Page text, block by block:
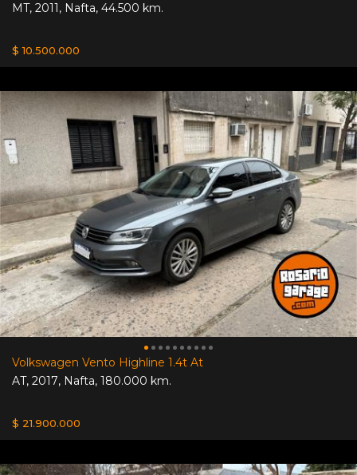
MT, 2011, Nafta, 44.500 km.
$ 10.500.000
Volkswagen Vento Highline 1.4t At
AT, 2017, Nafta, 180.000 km.
$ 21.900.000